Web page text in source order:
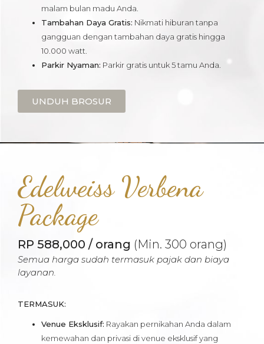
malam bulan madu Anda.
Tambahan Daya Gratis: Nikmati hiburan tanpa
gangguan dengan tambahan daya gratis hingga
10.000 watt.
Parkir Nyaman: Parkir gratis untuk 5 tamu Anda.
UNDUH BROSUR
Edelweiss Verbena
Package
RP 588,000 / orang (Min. 300 orang)
Semua harga sudah termasuk pajak dan biaya
layanan.
TERMASUK:
Venue Eksklusif: Rayakan pernikahan Anda dalam
kemewahan dan privasi di venue eksklusif yang